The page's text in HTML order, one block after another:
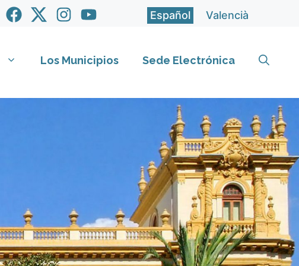
Español Valencià
Los Municipios Sede Electrónica